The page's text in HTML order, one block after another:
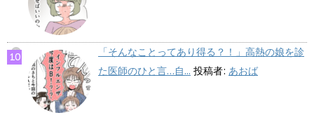
「そんなことってあり得る？！」高熱の娘を診
た医師のひと言…自... 投稿者: あおば